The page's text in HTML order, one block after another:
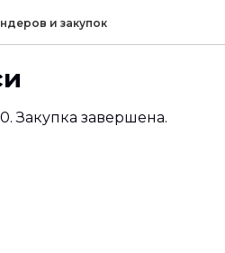
и закупок
Закупка завершена.